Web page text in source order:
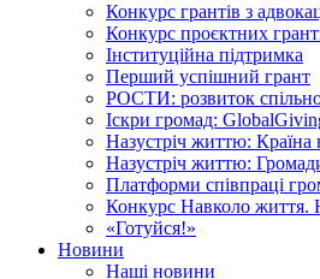
Конкурс грантів з
Конкурс проєктних
Інституційна підтримка
Перший успішний грант
РОСТИ: розвиток
Іскри громад:
Назустріч життю: Країна
Назустріч життю:
Платформи співпраці
Конкурс Навколо життя.
«Готуйся!»
Новини
Наші новини